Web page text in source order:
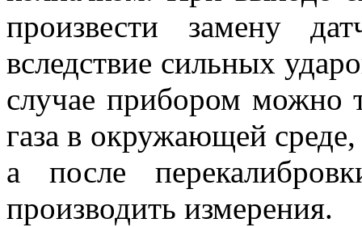
произвести замену
вследствие сильных
случае прибором можно
газа в окружающей
а после
производить измерения.